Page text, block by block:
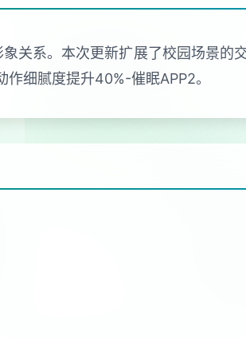
关系。本次更新扩展了校园场景的
细腻度提升40%-催眠APP2。